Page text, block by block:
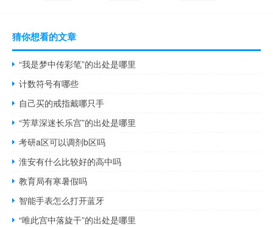
猜你想看的文章
“我是梦中传彩笔”的出处是哪里
计数符号有哪些
自己买的戒指戴哪只手
“芳草深迷长乐宫”的出处是哪里
考研a区可以调剂b区吗
淮安有什么比较好的高中吗
教育局有寒暑假吗
智能手表怎么打开蓝牙
“唯此宫中落旋干”的出处是哪里